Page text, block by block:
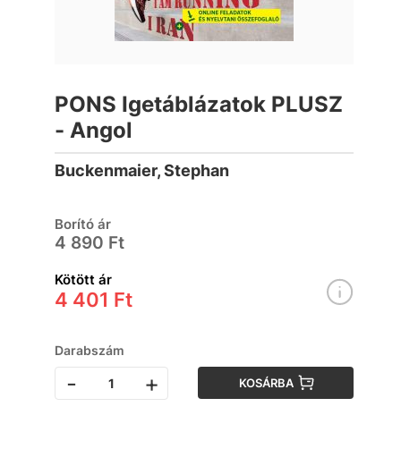
PONS Igetáblázatok PLUSZ
- Angol
Buckenmaier, Stephan
Borító ár
4 890 Ft
Kötött ár
4 401 Ft
Darabszám
- + KOSÁRBA